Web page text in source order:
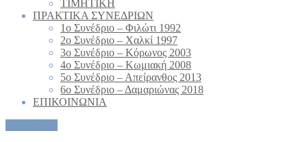
TIMHTIKH
ΠΡΑΚΤΙΚΑ ΣΥΝΕΔΡΙΩΝ
1ο Συνέδριο – Φιλώτι 1992
2ο Συνέδριο – Χαλκί 1997
3ο Συνέδριο – Κόρωνος 2003
4ο Συνέδριο – Kωμιακή 2008
5ο Συνέδριο – Απείρανθος 2013
6ο Συνέδριο – Δαμαριώνας 2018
ΕΠΙΚΟΙΝΩΝΙΑ